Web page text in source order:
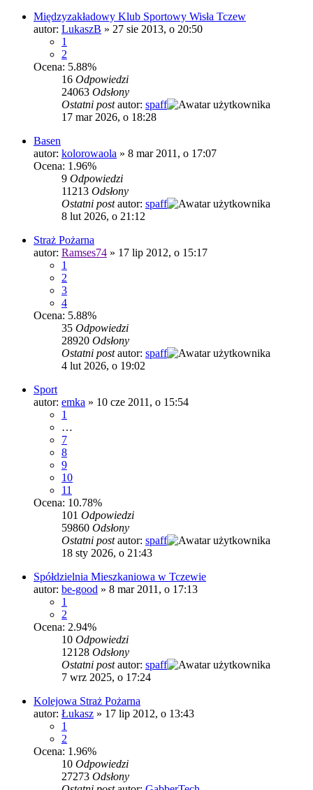
Międzyzakładowy Klub Sportowy Wisła Tczew
autor: LukaszB » 27 sie 2013, o 20:50
1
2
Ocena: 5.88%
16 Odpowiedzi
24063 Odsłony
Ostatni postautor: spaff
17 mar 2026, o 18:28
Basen
autor: kolorowaola » 8 mar 2011, o 17:07
Ocena: 1.96%
9 Odpowiedzi
11213 Odsłony
Ostatni postautor: spaff
8 lut 2026, o 21:12
Straż Pożarna
autor: Ramses74 » 17 lip 2012, o 15:17
1
2
3
4
Ocena: 5.88%
35 Odpowiedzi
28920 Odsłony
Ostatni postautor: spaff
4 lut 2026, o 19:02
Sport
autor: emka » 10 cze 2011, o 15:54
1
…
7
8
9
10
11
Ocena: 10.78%
101 Odpowiedzi
59860 Odsłony
Ostatni postautor: spaff
18 sty 2026, o 21:43
Spółdzielnia Mieszkaniowa w Tczewie
autor: be-good » 8 mar 2011, o 17:13
1
2
Ocena: 2.94%
10 Odpowiedzi
12128 Odsłony
Ostatni postautor: spaff
7 wrz 2025, o 17:24
Kolejowa Straż Pożarna
autor: Łukasz » 17 lip 2012, o 13:43
1
2
Ocena: 1.96%
10 Odpowiedzi
27273 Odsłony